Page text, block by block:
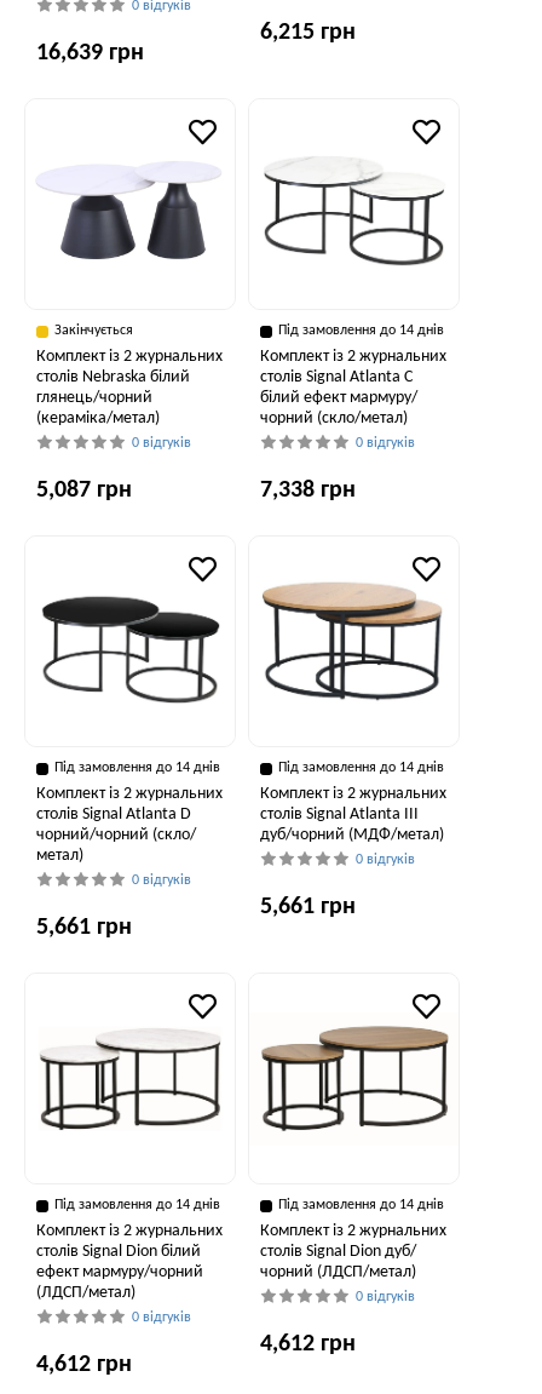
0 відгуків
16,639 грн
6,215 грн
Закінчується
Комплект із 2 журнальних
столів Nebraska білий
глянець/чорний
(кераміка/метал)
0 відгуків
5,087 грн
Під замовлення до 14 днів
Комплект із 2 журнальних
столів Signal Atlanta C
білий ефект мармуру/
чорний (скло/метал)
0 відгуків
7,338 грн
Під замовлення до 14 днів
Комплект із 2 журнальних
столів Signal Atlanta D
чорний/чорний (скло/
метал)
0 відгуків
5,661 грн
Під замовлення до 14 днів
Комплект із 2 журнальних
столів Signal Atlanta III
дуб/чорний (МДФ/метал)
0 відгуків
5,661 грн
Під замовлення до 14 днів
Комплект із 2 журнальних
столів Signal Dion білий
ефект мармуру/чорний
(ЛДСП/метал)
0 відгуків
4,612 грн
Під замовлення до 14 днів
Комплект із 2 журнальних
столів Signal Dion дуб/
чорний (ЛДСП/метал)
0 відгуків
4,612 грн